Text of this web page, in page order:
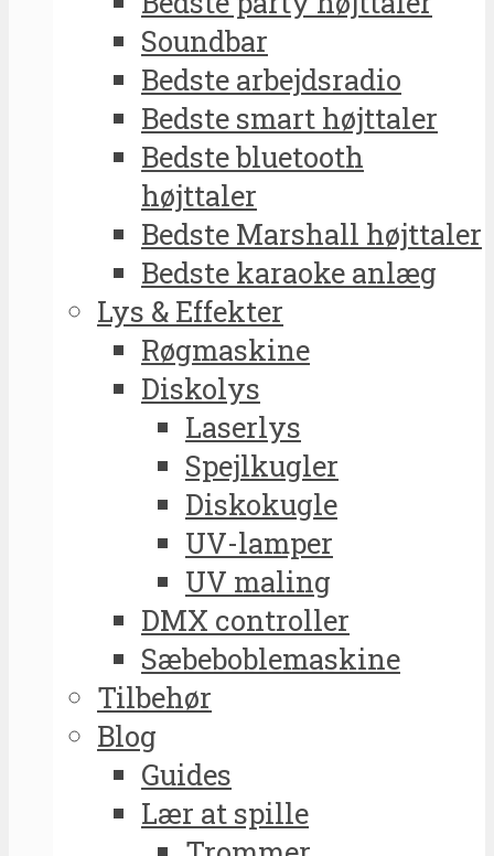
Soundbar
Bedste arbejdsradio
Bedste smart højttaler
Bedste bluetooth
højttaler
Bedste Marshall højttaler
Bedste karaoke anlæg
Lys & Effekter
Røgmaskine
Diskolys
Laserlys
Spejlkugler
Diskokugle
UV-lamper
UV maling
DMX controller
Sæbeboblemaskine
Tilbehør
Blog
Guides
Lær at spille